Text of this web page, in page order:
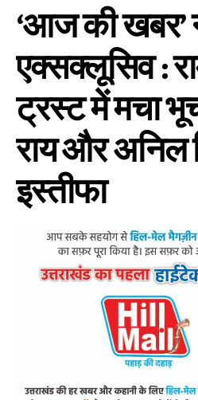
‘आज की
एक्सक्लूसिव :
ट्रस्ट में मचा
राय और अनिल
इस्तीफा